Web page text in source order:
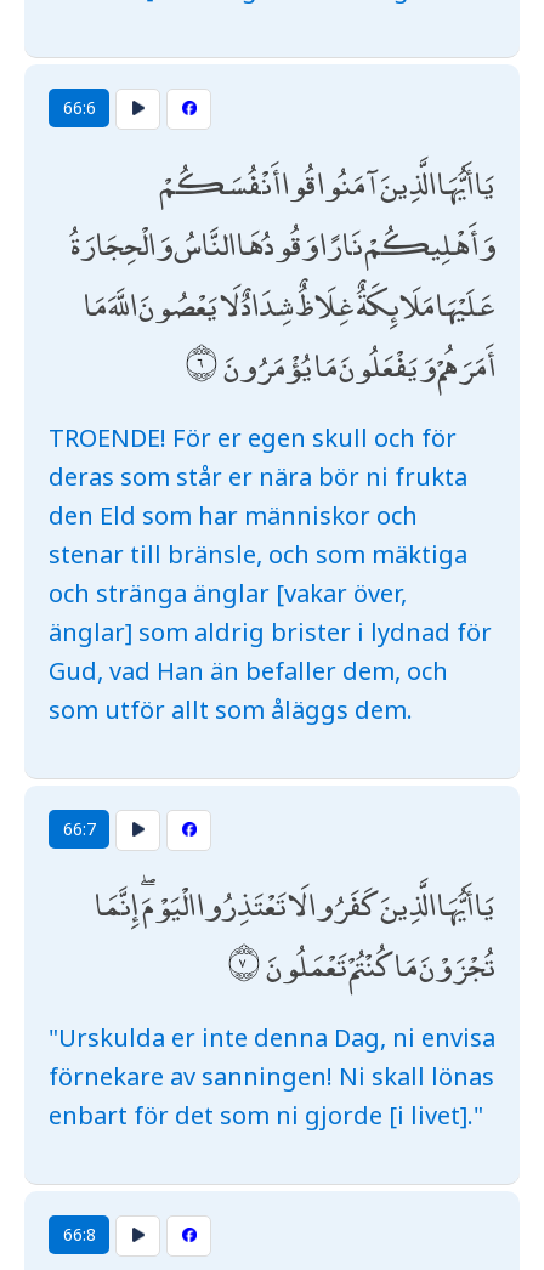
66:6
يَا أَيُّهَا الَّذِينَ آمَنُوا قُوا أَنْفُسَكُمْ
وَأَهْلِيكُمْ نَارًا وَقُودُهَا النَّاسُ وَالْحِجَارَةُ
عَلَيْهَا مَلَائِكَةٌ غِلَاظٌ شِدَادٌ لَا يَعْصُونَ اللَّهَ مَا
أَمَرَهُمْ وَيَفْعَلُونَ مَا يُؤْمَرُونَ
TROENDE! För er egen skull och för
deras som står er nära bör ni frukta
den Eld som har människor och
stenar till bränsle, och som mäktiga
och stränga änglar [vakar över,
änglar] som aldrig brister i lydnad för
Gud, vad Han än befaller dem, och
som utför allt som åläggs dem.
66:7
يَا أَيُّهَا الَّذِينَ كَفَرُوا لَا تَعْتَذِرُوا الْيَوْمَ ۖ إِنَّمَا
تُجْزَوْنَ مَا كُنْتُمْ تَعْمَلُونَ
"Urskulda er inte denna Dag, ni envisa
förnekare av sanningen! Ni skall lönas
enbart för det som ni gjorde [i livet]."
66:8